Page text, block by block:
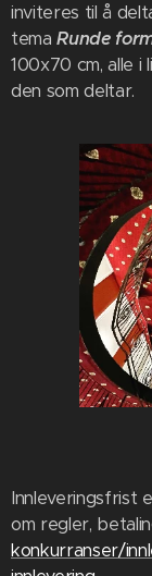
inviteres til å
temaRunde
100x70 cm, alle
den som deltar.
Innleveringsfrist
om regler,
konkurranser/